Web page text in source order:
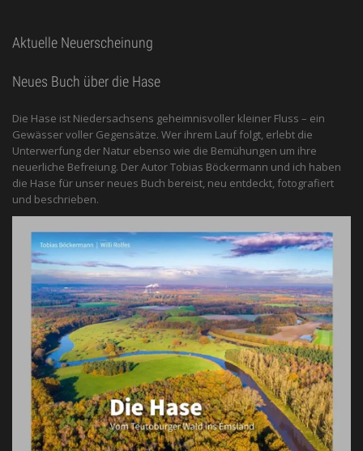
Aktuelle Neuerscheinung
Neues Buch über die Hase
Die Hase ist Niedersachsens geheimnisvoller kleiner Fluss – ein
Gewässer voller Gegensätze. Wer ihrem Lauf folgt, erlebt die
Unterwerfung der Natur ebenso wie die Bemühungen um ihre
neuerliche Befreiung. Der Autor Tobias Böckermann und ich haben
die Hase für unser neues Buch bereist, neu entdeckt, fotografiert
und beschrieben.